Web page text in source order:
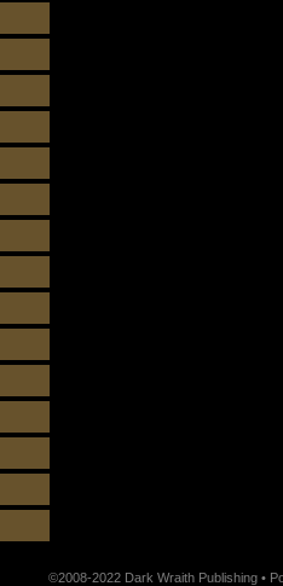
©2008-2022 Dark Wraith Publishing •